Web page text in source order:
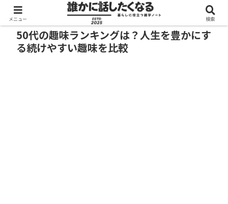
50代の趣味ランキングは？人生を豊かにす
る続けやすい趣味を比較
メニュー 検索